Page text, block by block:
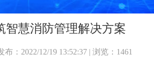
智慧消防管理解决方案
：2022/12/19 13:52:37 | 浏览：1461